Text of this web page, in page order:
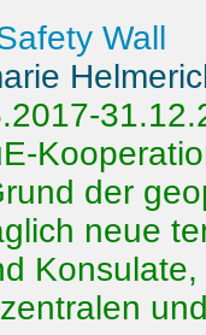
Wall
der
neue